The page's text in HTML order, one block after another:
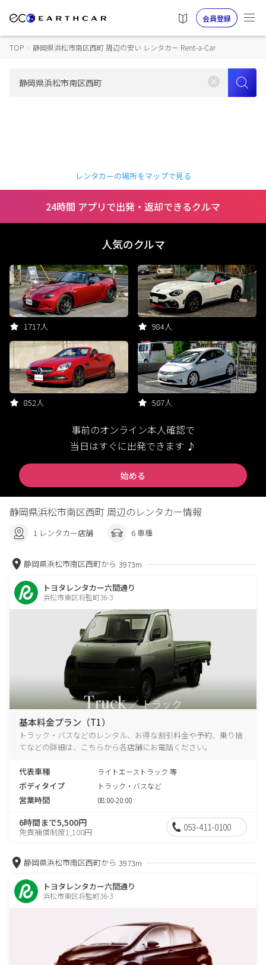
会員登録
TOP › 静岡県浜松市南区西町 周辺の安い レンタカー Rent-a-Car
レンタカーの場所をマップで見る
24時間 アプリで出発・返却できるクルマ
人気のクルマ
1717人 984人
852人 507人
事前のオンライン本人確認で
当日はすぐに出発できます ♪
始める
静岡県浜松市南区西町 周辺のレンタカー情報
1 レンタカー店舗 6 車種
静岡県浜松市南区西町から 3973m
トヨタレンタカー六間通り
浜松市東区将監町36-3
基本料金プラン（T1）
トラック・バスなどのレンタル、お得な割引料金や予約、乗り捨
てなどの詳細は、こちらから各店舗にお電話ください。
代表車種 ライトエーストラック 等
ボディタイプ トラック・バスなど
営業時間 08:00-20:00
6時間まで5,500円
免責補償制度1,100円 053-411-0100
静岡県浜松市南区西町から 3973m
トヨタレンタカー六間通り
浜松市東区将監町36-3